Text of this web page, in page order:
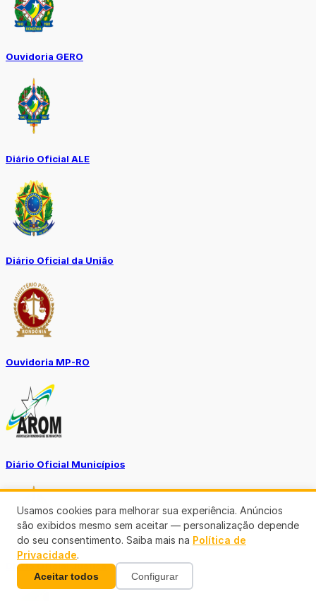
Ouvidoria GERO
Diário Oficial ALE
Diário Oficial da União
Ouvidoria MP-RO
Diário Oficial Municípios
Diario Oficial Justiça
Usamos cookies para melhorar sua experiência. Anúncios
são exibidos mesmo sem aceitar — personalização depende
do seu consentimento. Saiba mais na Política de
Privacidade.
Aceitar todos Configurar